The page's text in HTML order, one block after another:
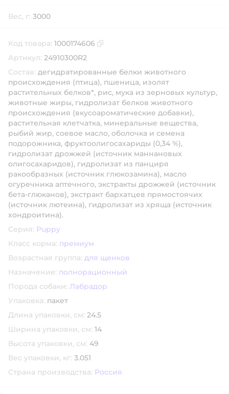
Вес, г: 3000
Код товара: 1000174606
Артикул: 24910300R2
Состав: дегидратированные белки животного
происхождения (птица), пшеница, изолят
растительных белков*, рис, мука из зерновых культур,
животные жиры, гидролизат белков животного
происхождения (вкусоароматические добавки),
растительная клетчатка, минеральные вещества,
рыбий жир, соевое масло, оболочка и семена
подорожника, фруктоолигосахариды (0,34 %),
гидролизат дрожжей (источник мaннановых
олигосахаридов), гидролизат из панциря
ракообразных (источник глюкозамина), масло
огуречника аптечного, экстракты дрожжей (источник
бета-глюканов), экстракт бархатцев прямостоячих
(источник лютеина), гидролизат из хряща (источник
хондроитина).
Серия: Puppy
Класс корма: премиум
Возрастная группа: для щенков
Назначение: полнорационный
Порода собаки: Лабрадор
Упаковка: пакет
Длина упаковки, см: 24.5
Ширина упаковки, см: 14
Высота упаковки, см: 49
Вес упаковки, кг: 3.051
Страна производства: Россия